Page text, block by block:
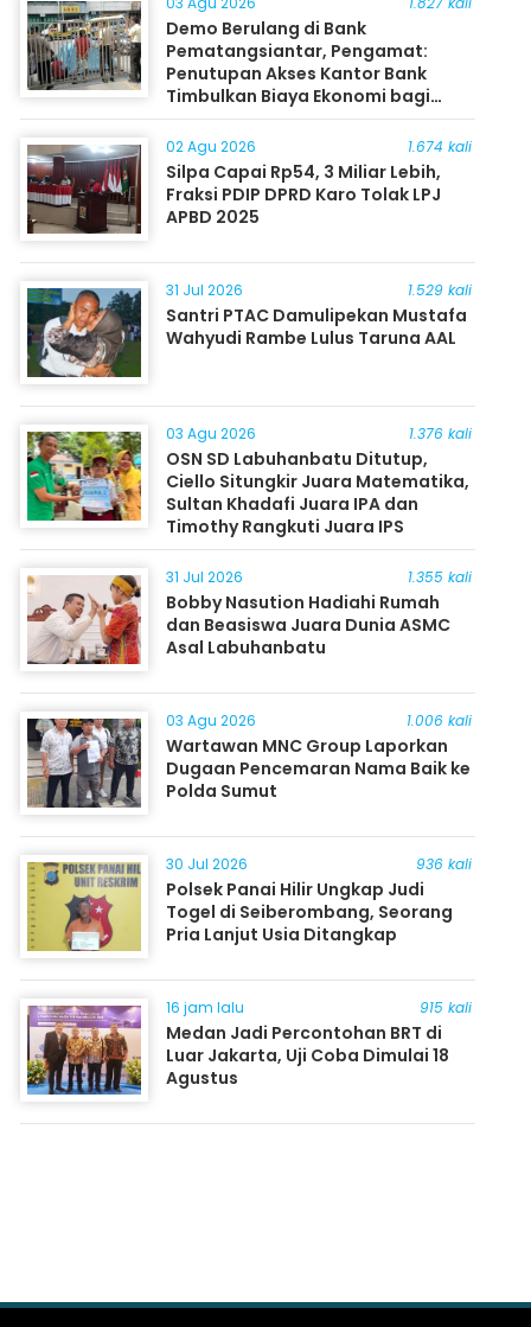
Demo Berulang di Bank
Pematangsiantar, Pengamat:
Penutupan Akses Kantor Bank
Timbulkan Biaya Ekonomi bagi
Masyarakat
02 Agu 2026 1.674 kali
Silpa Capai Rp54, 3 Miliar Lebih,
Fraksi PDIP DPRD Karo Tolak LPJ
APBD 2025
31 Jul 2026 1.529 kali
Santri PTAC Damulipekan Mustafa
Wahyudi Rambe Lulus Taruna AAL
03 Agu 2026 1.376 kali
OSN SD Labuhanbatu Ditutup,
Ciello Situngkir Juara Matematika,
Sultan Khadafi Juara IPA dan
Timothy Rangkuti Juara IPS
31 Jul 2026 1.355 kali
Bobby Nasution Hadiahi Rumah
dan Beasiswa Juara Dunia ASMC
Asal Labuhanbatu
03 Agu 2026 1.006 kali
Wartawan MNC Group Laporkan
Dugaan Pencemaran Nama Baik ke
Polda Sumut
30 Jul 2026 936 kali
Polsek Panai Hilir Ungkap Judi
Togel di Seiberombang, Seorang
Pria Lanjut Usia Ditangkap
16 jam lalu 915 kali
Medan Jadi Percontohan BRT di
Luar Jakarta, Uji Coba Dimulai 18
Agustus